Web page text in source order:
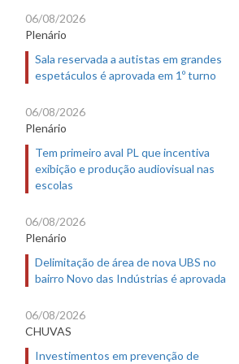
06/08/2026
Plenário
Sala reservada a autistas em grandes
espetáculos é aprovada em 1º turno
06/08/2026
Plenário
Tem primeiro aval PL que incentiva
exibição e produção audiovisual nas
escolas
06/08/2026
Plenário
Delimitação de área de nova UBS no
bairro Novo das Indústrias é aprovada
06/08/2026
CHUVAS
Investimentos em prevenção de